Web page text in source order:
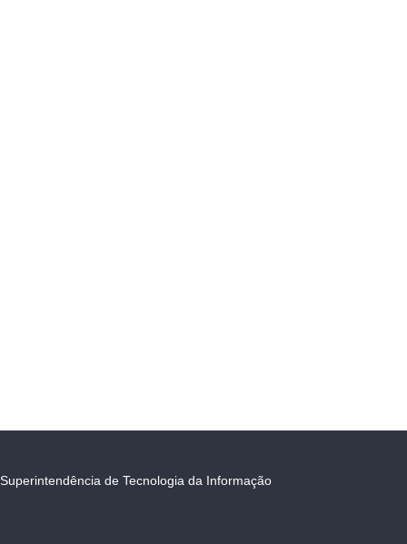
Superintendência de Tecnologia da Informação